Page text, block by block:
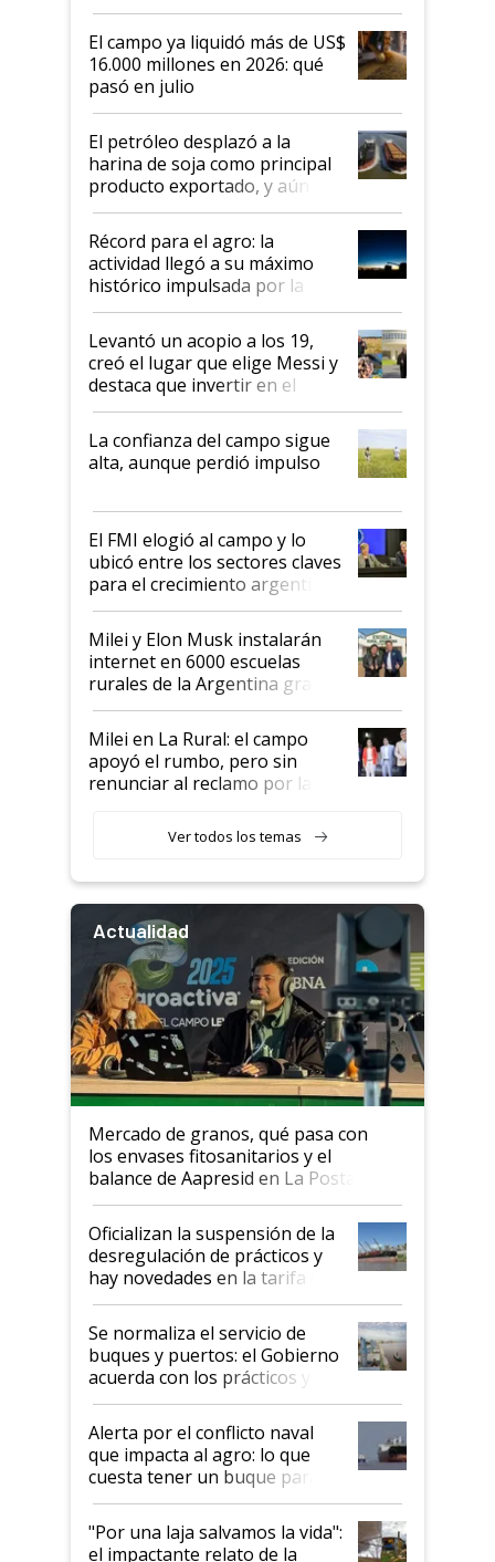
El campo ya liquidó más de US$
16.000 millones en 2026: qué
pasó en julio
El petróleo desplazó a la
harina de soja como principal
producto exportado, y aún así
el agro aportó casi seis de cada
diez dólares y sostuvo el
liderazgo en un semestre
récord
Récord para el agro: la
actividad llegó a su máximo
histórico impulsada por la
cosecha y las exportaciones
Levantó un acopio a los 19,
creó el lugar que elige Messi y
destaca que invertir en el
kirchnerismo era como "darle
plata a un hijo para droga":
Juan Félix Rossetti, el libertario
que de una dura crisis salió
de Milei
La confianza del campo sigue
alta, aunque perdió impulso
El FMI elogió al campo y lo
ubicó entre los sectores claves
para el crecimiento argentino
Milei y Elon Musk instalarán
internet en 6000 escuelas
rurales de la Argentina gracias
a un acuerdo con Starlink
Milei en La Rural: el campo
apoyó el rumbo, pero sin
renunciar al reclamo por las
Ver todos los temas
Actualidad
Mercado de granos, qué pasa con
los envases fitosanitarios y el
balance de Aapresid en La Posta
Oficializan la suspensión de la
desregulación de prácticos y
hay novedades en la tarifa de
la hidrovía
Se normaliza el servicio de
buques y puertos: el Gobierno
acuerda con los prácticos y
suspende el decreto de
desregulación
Alerta por el conflicto naval
que impacta al agro: lo que
cuesta tener un buque parado
y el peligro de que Argentina
pase a ser "país sucio"
"Por una laja salvamos la vida":
el impactante relato de la